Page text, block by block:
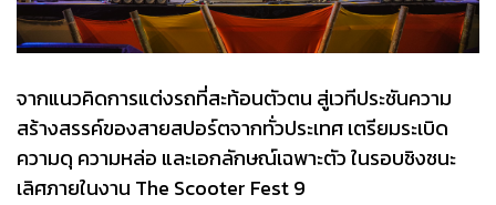
จากแนวคิดการแต่งรถที่สะท้อนตัวตน สู่เวทีประชันความ
สร้างสรรค์ของสายสปอร์ตจากทั่วประเทศ เตรียมระเบิด
ความดุ ความหล่อ และเอกลักษณ์เฉพาะตัว ในรอบชิงชนะ
เลิศภายในงาน The Scooter Fest 9